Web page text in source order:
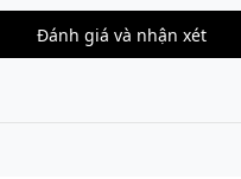
Đánh giá và nhận xét